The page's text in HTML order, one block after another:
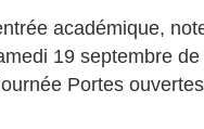
académique,
19 septembre
Portes